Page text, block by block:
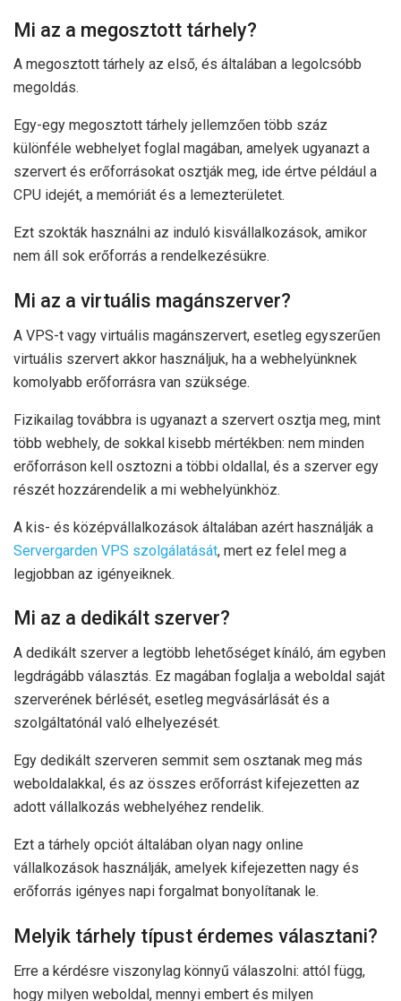
Mi az a megosztott tárhely?
A megosztott tárhely az első, és általában a legolcsóbb
megoldás.
Egy-egy megosztott tárhely jellemzően több száz
különféle webhelyet foglal magában, amelyek ugyanazt a
szervert és erőforrásokat osztják meg, ide értve például a
CPU idejét, a memóriát és a lemezterületet.
Ezt szokták használni az induló kisvállalkozások, amikor
nem áll sok erőforrás a rendelkezésükre.
Mi az a virtuális magánszerver?
A VPS-t vagy virtuális magánszervert, esetleg egyszerűen
virtuális szervert akkor használjuk, ha a webhelyünknek
komolyabb erőforrásra van szüksége.
Fizikailag továbbra is ugyanazt a szervert osztja meg, mint
több webhely, de sokkal kisebb mértékben: nem minden
erőforráson kell osztozni a többi oldallal, és a szerver egy
részét hozzárendelik a mi webhelyünkhöz.
A kis- és középvállalkozások általában azért használják a
Servergarden VPS szolgálatását, mert ez felel meg a
legjobban az igényeiknek.
Mi az a dedikált szerver?
A dedikált szerver a legtöbb lehetőséget kínáló, ám egyben
legdrágább választás. Ez magában foglalja a weboldal saját
szerverének bérlését, esetleg megvásárlását és a
szolgáltatónál való elhelyezését.
Egy dedikált szerveren semmit sem osztanak meg más
weboldalakkal, és az összes erőforrást kifejezetten az
adott vállalkozás webhelyéhez rendelik.
Ezt a tárhely opciót általában olyan nagy online
vállalkozások használják, amelyek kifejezetten nagy és
erőforrás igényes napi forgalmat bonyolítanak le.
Melyik tárhely típust érdemes választani?
Erre a kérdésre viszonylag könnyű válaszolni: attól függ,
hogy milyen weboldal, mennyi embert és milyen